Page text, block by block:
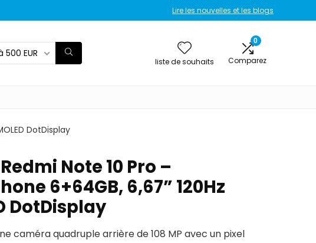
Lire les nouvelles et les blogs
500 EUR
liste de souhaits
0
Comparez
DotDisplay
Note 10 Pro –
6+64GB, 6,67” 120Hz
DotDisplay
caméra quadruple arrière de 108 MP avec un pixel